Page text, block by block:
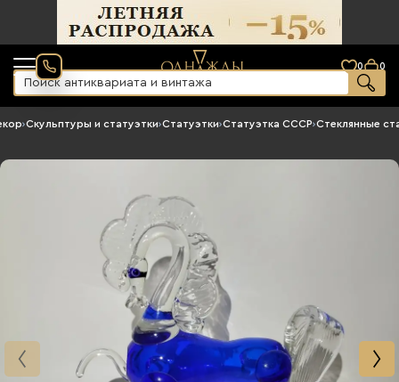
0 0
›Скульптуры и статуэтки›Статуэтки›Статуэтка СССР›Стеклянные